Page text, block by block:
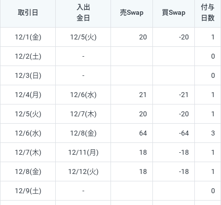
取引日
入出
金日
売Swap 買Swap
付与
日数
12/1(金) 12/5(火) 20 -20 1
12/2(土) - 0
12/3(日) - 0
12/4(月) 12/6(水) 21 -21 1
12/5(火) 12/7(木) 20 -20 1
12/6(水) 12/8(金) 64 -64 3
12/7(木) 12/11(月) 18 -18 1
12/8(金) 12/12(火) 18 -18 1
12/9(土) - 0